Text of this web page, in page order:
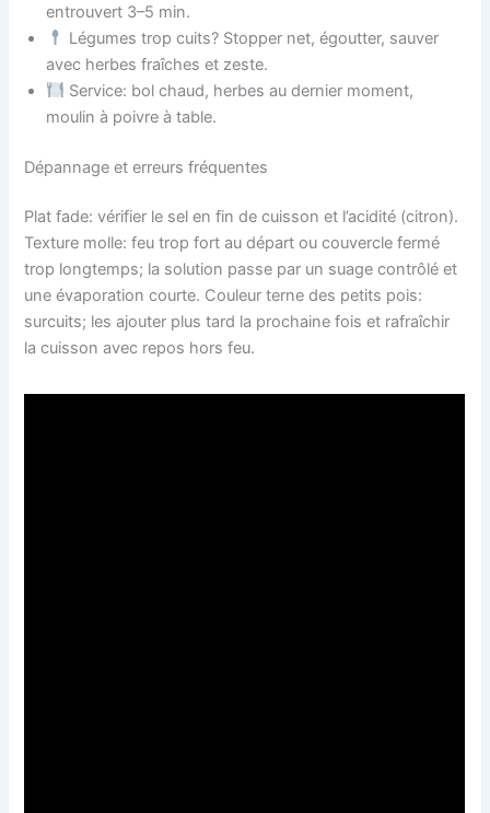
entrouvert 3–5 min.
Légumes trop cuits? Stopper net, égoutter, sauver
avec herbes fraîches et zeste.
Service: bol chaud, herbes au dernier moment,
moulin à poivre à table.
Dépannage et erreurs fréquentes
Plat fade: vérifier le sel en fin de cuisson et l’acidité (citron).
Texture molle: feu trop fort au départ ou couvercle fermé
trop longtemps; la solution passe par un suage contrôlé et
une évaporation courte. Couleur terne des petits pois:
surcuits; les ajouter plus tard la prochaine fois et rafraîchir
la cuisson avec repos hors feu.